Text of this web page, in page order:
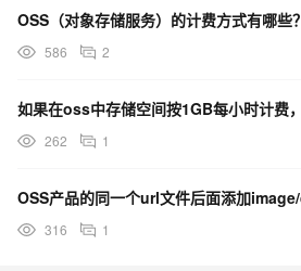
OSS（对象存储服务）的计费方式有哪些？
586 2
262 1
316 1